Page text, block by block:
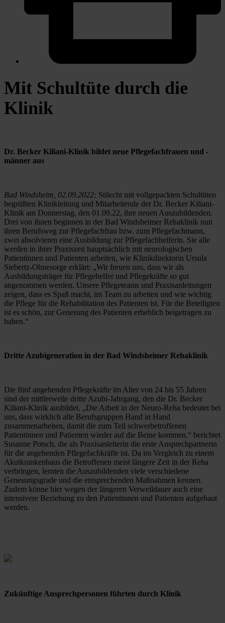
Mit Schultüte durch die
Klinik
Dr. Becker Kiliani-Klinik bildet neue Pflegefachfrauen und -
männer aus
Bad Windsheim, 02.09.2022: Stilecht mit vollgepackten Schultüten
begrüßten Klinikleitung und Mitarbeitende der Dr. Becker Kiliani-
Klinik am Donnerstag, den 01.09.22, ihre neuen Auszubildenden.
Drei von ihnen beginnen in der Bad Windsheimer Rehaklinik nun
ihren Berufsweg zur Pflegefachfrau bzw. zum Pflegefachmann,
zwei absolvieren eine Ausbildung zur Pflegefachhelferin. Sie alle
werden in ihrer Praxiszeit hauptsächlich mit neurologischen
Patientinnen und Patienten arbeiten, wie Klinikdirektorin Ursula
Siebertz-Ohnesorge erklärt: „Wir freuen uns, dass wir als
Ausbildungsträger für Pflegehelfer und Pflegekräfte so gut
angenommen werden. Unsere Pflegeteams und Praxisanleitungen
zeigen, dass es Spaß macht, im Team zu arbeiten und wie wichtig
die Pflege für die Rehabilitation des Patienten ist. Für die Beteiligten
ist es schön, zur Genesung des Patienten erheblich beigetragen zu
haben.“
Dritte Azubigeneration in der Bad Windsheimer Rehaklinik
Die fünf angehenden Pflegekräfte im Alter von 24 bis 55 Jahren
sind der mittlerweile dritte Azubi-Jahrgang, den die Dr. Becker
Kiliani-Klinik ausbildet. „Die Arbeit in der Neuro-Reha bedeutet bei
uns, dass wirklich alle Berufsgruppen Hand in Hand
zusammenarbeiten, damit die zum Teil schwerbetroffenen
Patientinnen und Patienten wieder auf die Beine kommen,“ berichtet
Susanne Potsch, die als Praxisanleiterin die erste Ansprechpartnerin
für die angehenden Pflegefachkräfte ist. Da im Vergleich zu einem
Akutkrankenhaus die Betroffenen meist längere Zeit in der Reha
verbringen, lernten die Auszubildenden viele verschiedene
Genesungsgrade und die entsprechenden Maßnahmen kennen.
Zudem könne hier wegen der längeren Verweildauer auch eine
intensivere Beziehung zu den Patientinnen und Patienten aufgebaut
werden.
Zukünftige Ansprechpersonen führten durch Klinik